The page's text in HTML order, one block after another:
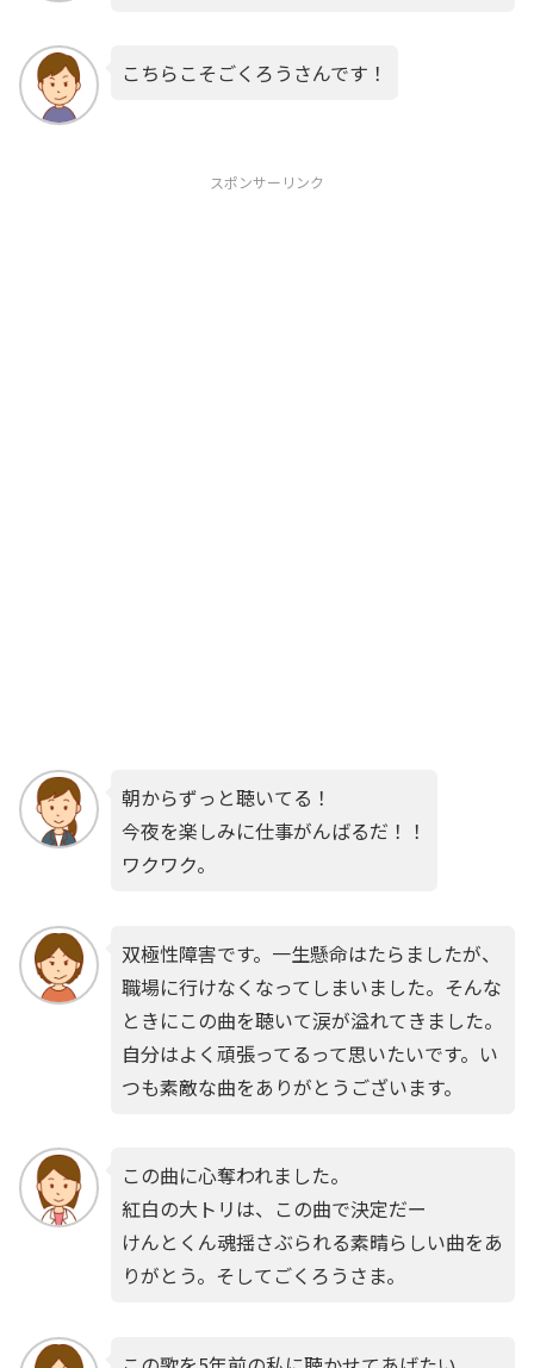
こちらこそごくろうさんです！
スポンサーリンク
朝からずっと聴いてる！
今夜を楽しみに仕事がんばるだ！！
ワクワク。
双極性障害です。一生懸命はたらましたが、
職場に行けなくなってしまいました。そんな
ときにこの曲を聴いて涙が溢れてきました。
自分はよく頑張ってるって思いたいです。い
つも素敵な曲をありがとうございます。
この曲に心奪われました。
紅白の大トリは、この曲で決定だー
けんとくん魂揺さぶられる素晴らしい曲をあ
りがとう。そしてごくろうさま。